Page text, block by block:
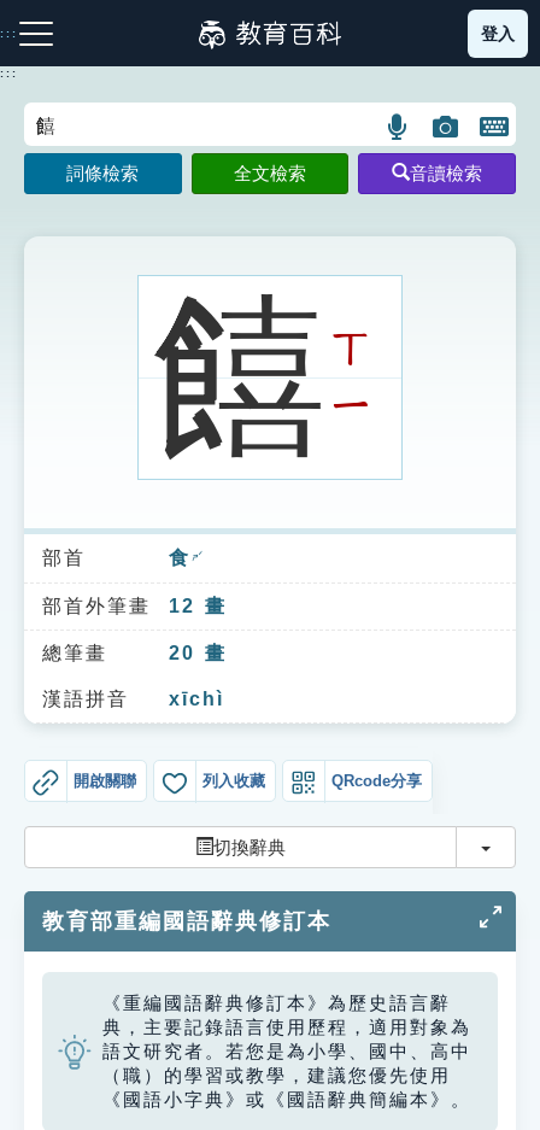
到
主
:::
注音索引圖示 筆畫索引圖示 部首索引表圖示
索引選單
知識索引
單字索引
生命大百科索引
遊戲專區
教學應用
貓頭鷹博士
登入
:::
語
言
搜
示
圖
片
搜
開
鍵
圖
詞條檢索 全文檢索 音讀檢索
饎ㄒ
ㄧ
部首 食 ㄕˊ
部首外筆畫 12 畫
總筆畫 20 畫
漢語拼音 xīchì
開啟關聯 列入收藏 QRcode分享
切換辭典 切換
教育部重編國語辭典修訂本
《重編國語辭典修訂本》為歷史語言辭
典，主要記錄語言使用歷程，適用對象為
語文研究者。若您是為小學、國中、高中
（職）的學習或教學，建議您優先使用
《國語小字典》或《國語辭典簡編本》。